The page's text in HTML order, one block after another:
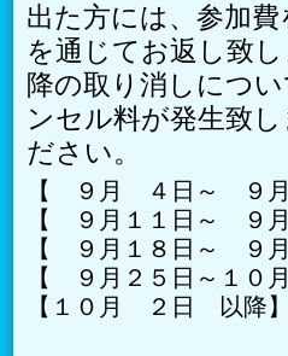
出た方には、参加
を通じてお返し致
降の取り消しにつ
ンセル料が発生致
ださい。
【 ９月 ４日～ ９
【 ９月１１日～ ９
【 ９月１８日～ ９
【 ９月２５日～１
【１０月 ２日